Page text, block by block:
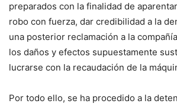
preparados con la finalidad de
robo con fuerza, dar credibilidad a la
una posterior reclamación a la
los daños y efectos supuestamente
lucrarse con la recaudación de la
Por todo ello, se ha procedido a la